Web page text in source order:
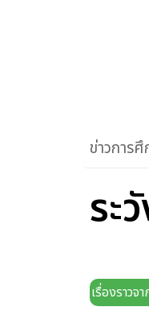
ข่าวการ
ระ
เรื่องราวจ